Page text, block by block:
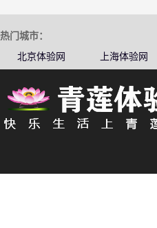
热门城市：
北京体验网
上海体验网